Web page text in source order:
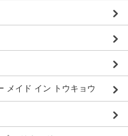
メイド イン トウキョウ